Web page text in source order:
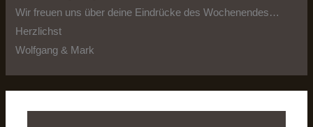
Wir freuen uns über deine Eindrücke des Wochenendes…
Herzlichst
Wolfgang & Mark